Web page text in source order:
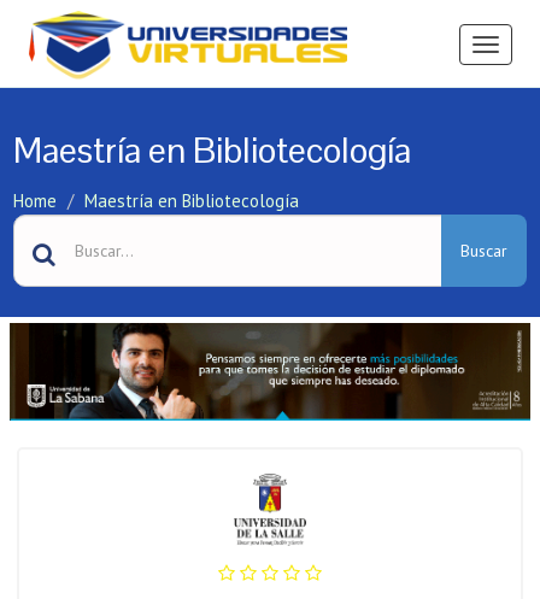
Ver
Maestría en Bibliotecología
Home Maestría en Bibliotecología
Buscar